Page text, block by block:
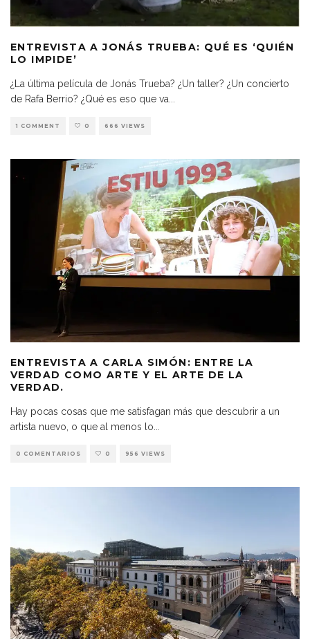
ENTREVISTA A JONÁS TRUEBA: QUÉ ES ‘QUIÉN
LO IMPIDE’
¿La última película de Jonás Trueba? ¿Un taller? ¿Un concierto
de Rafa Berrio? ¿Qué es eso que va
1 COMMENT 0 666 VIEWS
ENTREVISTA A CARLA SIMÓN: ENTRE LA
VERDAD COMO ARTE Y EL ARTE DE LA
VERDAD.
Hay pocas cosas que me satisfagan más que descubrir a un
artista nuevo, o que al menos lo
0 COMENTARIOS 0 956 VIEWS